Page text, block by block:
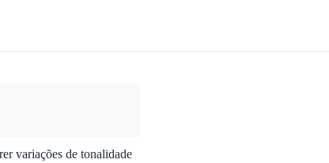
variações de tonalidade